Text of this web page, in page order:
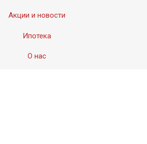
Акции и новости
Ипотека
О нас